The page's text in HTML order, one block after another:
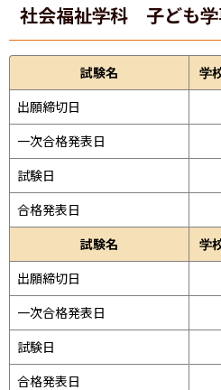
社会福祉学科 子ども
試験名
学
出願締切日
一次合格発表日
試験日
合格発表日
試験名
学
出願締切日
一次合格発表日
試験日
合格発表日